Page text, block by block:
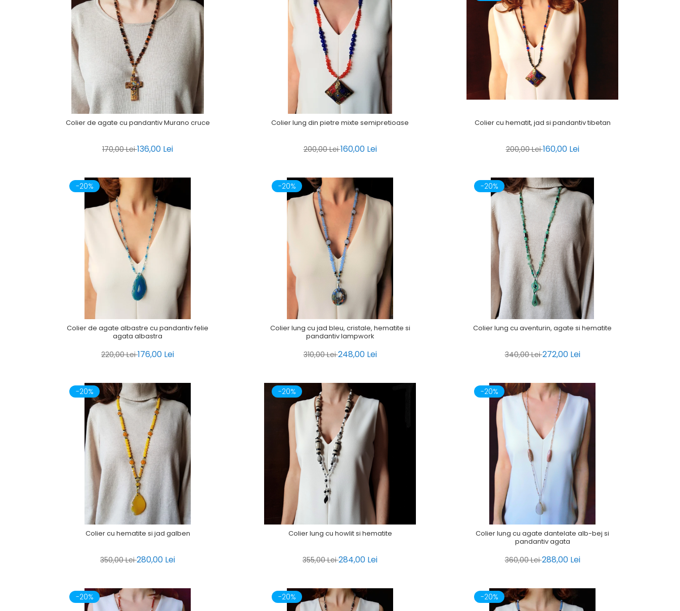
Colier de agate cu pandantiv Murano cruce
170,00 Lei136,00 Lei
Colier lung din pietre mixte semipretioase
200,00 Lei160,00 Lei
Colier cu hematit, jad si pandantiv tibetan
200,00 Lei160,00 Lei
-20%
Colier de agate albastre cu pandantiv felie
agata albastra
220,00 Lei176,00 Lei
-20%
Colier lung cu jad bleu, cristale, hematite si
pandantiv lampwork
310,00 Lei248,00 Lei
-20%
Colier lung cu aventurin, agate si hematite
340,00 Lei272,00 Lei
-20%
Colier cu hematite si jad galben
350,00 Lei280,00 Lei
-20%
Colier lung cu howlit si hematite
355,00 Lei284,00 Lei
-20%
Colier lung cu agate dantelate alb-bej si
pandantiv agata
360,00 Lei288,00 Lei
-20% -20% -20%